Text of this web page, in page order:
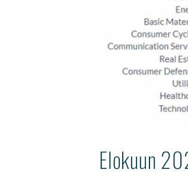
Elokuun